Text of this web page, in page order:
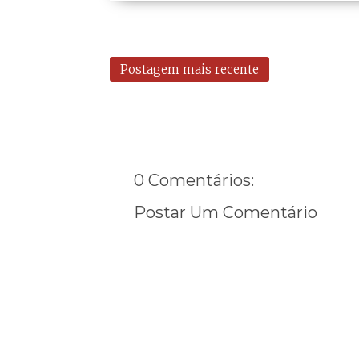
Postagem mais recente
0 Comentários:
Postar Um Comentário